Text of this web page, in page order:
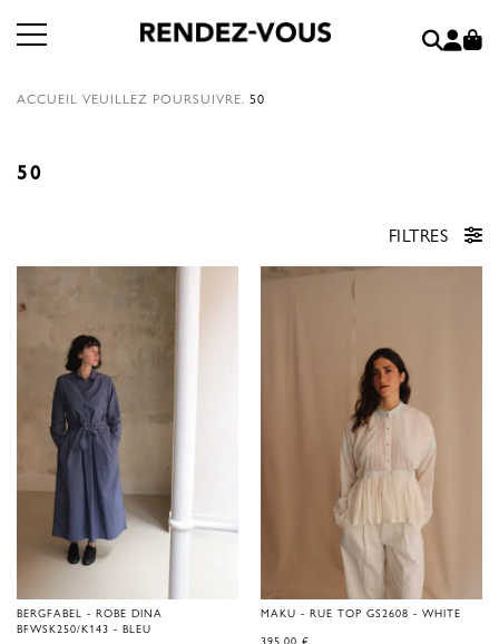
ACCUEIL VEUILLEZ POURSUIVRE. 50
50
FILTRES
BERGFABEL - ROBE DINA
BFWSK250/K143 - BLEU
MAKU - RUE TOP GS2608 - WHITE
395,00 €